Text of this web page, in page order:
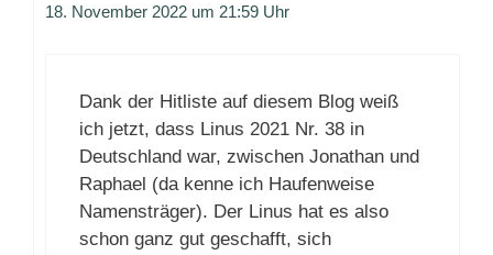
18. November 2022 um 21:59 Uhr
Dank der Hitliste auf diesem Blog weiß
ich jetzt, dass Linus 2021 Nr. 38 in
Deutschland war, zwischen Jonathan und
Raphael (da kenne ich Haufenweise
Namensträger). Der Linus hat es also
schon ganz gut geschafft, sich